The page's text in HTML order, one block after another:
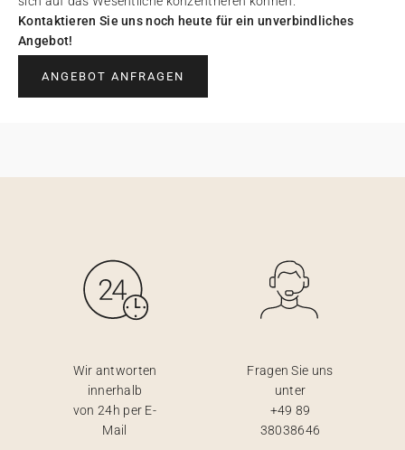
Kontaktieren Sie uns noch heute für ein unverbindliches
Angebot!
ANGEBOT ANFRAGEN
Wir antworten
innerhalb
von 24h per E-
Mail
Fragen Sie uns
unter
+49 89
38038646